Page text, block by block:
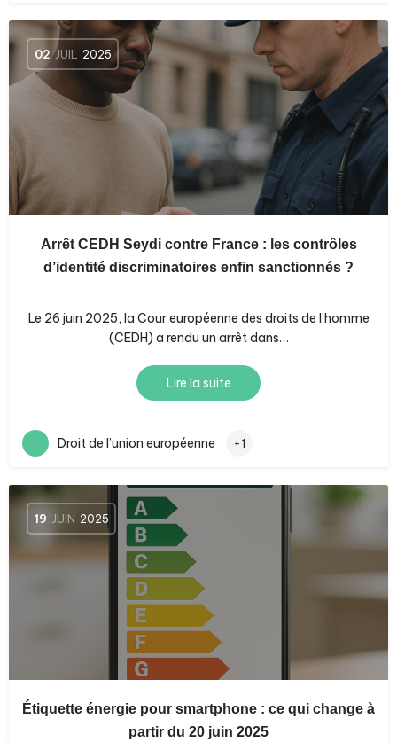
02 JUIL 2025
Arrêt CEDH Seydi contre France : les contrôles
d’identité discriminatoires enfin sanctionnés ?
Le 26 juin 2025, la Cour européenne des droits de l’homme
(CEDH) a rendu un arrêt dans…
Lire la suite
Droit de l’union européenne +1
19 JUIN 2025
Étiquette énergie pour smartphone : ce qui change à
partir du 20 juin 2025